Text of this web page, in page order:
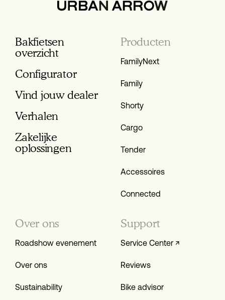
Bakfietsen
overzicht
Configurator
Vind jouw dealer
Verhalen
Zakelijke
oplossingen
Producten
FamilyNext
Family
Shorty
Cargo
Tender
Accessoires
Connected
Over ons
Roadshow evenement
Over ons
Sustainability
Support
Service Center ↗
Reviews
Bike advisor